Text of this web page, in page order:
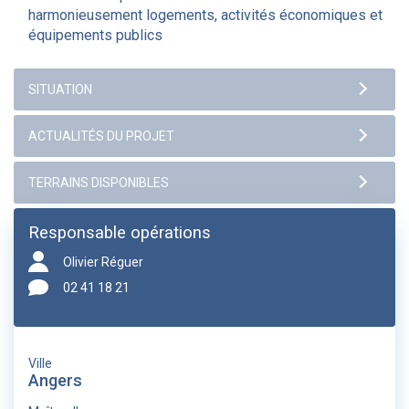
harmonieusement logements, activités économiques et
équipements publics
Responsable opérations
Olivier Réguer
02 41 18 21
Ville
Angers